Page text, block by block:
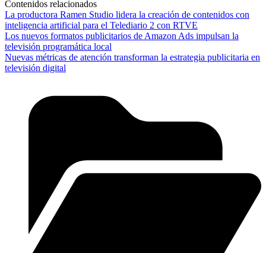
Contenidos relacionados
La productora Ramen Studio lidera la creación de contenidos con
inteligencia artificial para el Telediario 2 con RTVE
Los nuevos formatos publicitarios de Amazon Ads impulsan la
televisión programática local
Nuevas métricas de atención transforman la estrategia publicitaria en
televisión digital